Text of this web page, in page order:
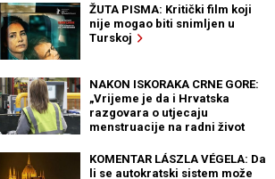
ŽUTA PISMA: Kritički film koji
nije mogao biti snimljen u
Turskoj
NAKON ISKORAKA CRNE GORE:
„Vrijeme je da i Hrvatska
razgovara o utjecaju
menstruacije na radni život
KOMENTAR LÁSZLA VÉGELA: Da
li se autokratski sistem može